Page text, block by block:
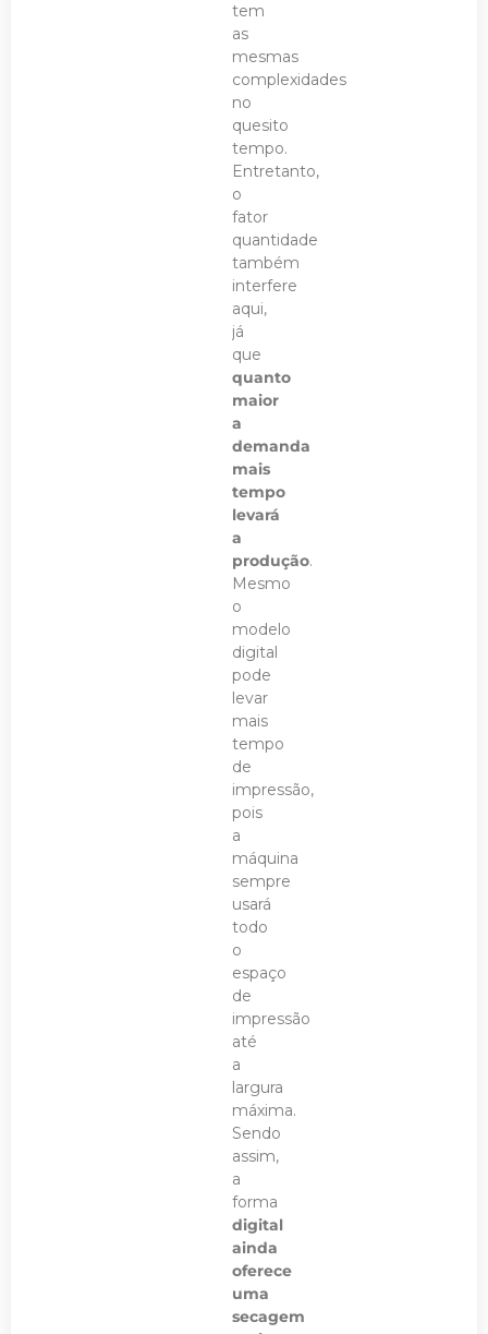
tem
as
mesmas
complexidades
no
quesito
tempo.
Entretanto,
o
fator
quantidade
também
interfere
aqui,
já
que
quanto
maior
a
demanda
mais
tempo
levará
a
produção.
Mesmo
o
modelo
digital
pode
levar
mais
tempo
de
impressão,
pois
a
máquina
sempre
usará
todo
o
espaço
de
impressão
até
a
largura
máxima.
Sendo
assim,
a
forma
digital
ainda
oferece
uma
secagem